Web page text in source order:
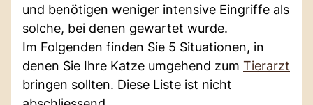
und benötigen weniger intensive Eingriffe als
solche, bei denen gewartet wurde.
Im Folgenden finden Sie 5 Situationen, in
denen Sie Ihre Katze umgehend zum Tierarzt
bringen sollten. Diese Liste ist nicht